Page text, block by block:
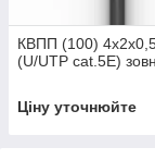
КВПП (100)
(U/UTP cat.5Е)
Ціну уточнюйте